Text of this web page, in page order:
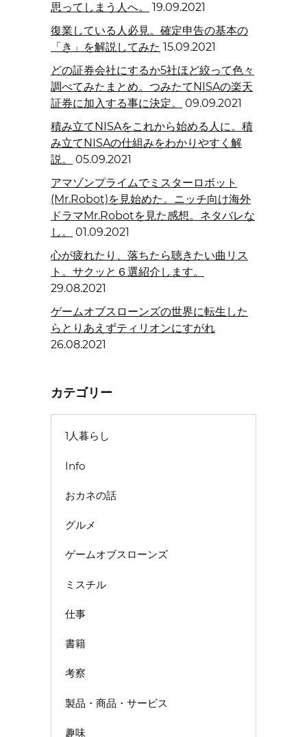
思ってしまう人へ。
19.09.2021
復業している人必見。確定申告の基本の
「き」を解説してみた 15.09.2021
どの証券会社にするか5社ほど絞って色々
調べてみたまとめ。つみたてNISAの楽天
証券に加入する事に決定。
09.09.2021
積み立てNISAをこれから始める人に。積
み立てNISAの仕組みをわかりやすく解
説。
05.09.2021
アマゾンプライムでミスターロボット
(Mr.Robot)を見始めた。ニッチ向け海外
ドラマMr.Robotを見た感想。ネタバレな
し。
01.09.2021
心が疲れたり、落ちたら聴きたい曲リス
ト。サクッと６選紹介します。
29.08.2021
ゲームオブスローンズの世界に転生した
らとりあえずティリオンにすがれ
26.08.2021
カテゴリー
1人暮らし
Info
おカネの話
グルメ
ゲームオブスローンズ
ミスチル
仕事
書籍
考察
製品・商品・サービス
趣味